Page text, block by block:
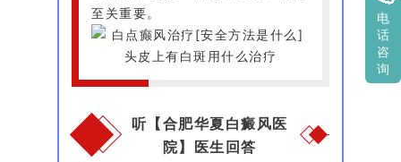
至关重要。
听【合肥华夏白癜风医
院】医生回答
电
话
咨
询